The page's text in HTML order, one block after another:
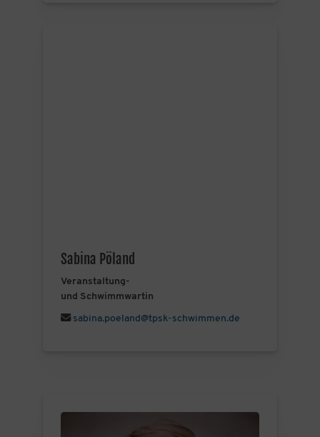
Sabina Pöland
Veranstaltung-
und Schwimmwartin
sabina.poeland@tpsk-schwimmen.de